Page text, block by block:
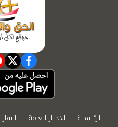
الرئيسية الاخبار العامة